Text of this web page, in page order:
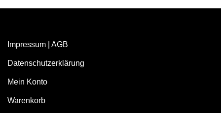
Impressum AGB
Datenschutzerklärung
Mein Konto
Warenkorb